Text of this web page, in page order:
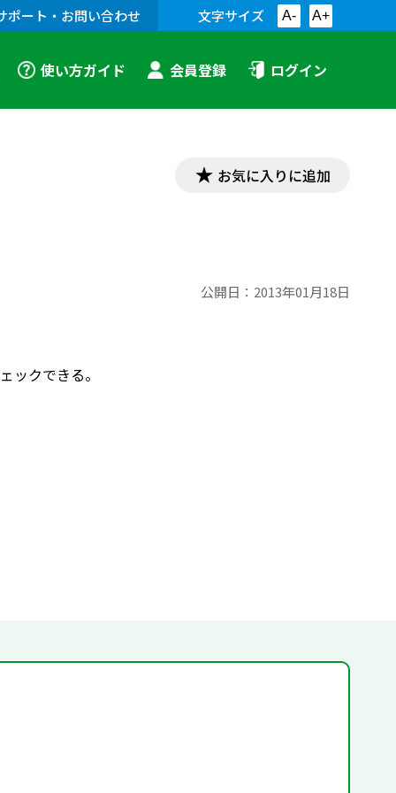
ポート・お問い合わせ 文字サイズ A- A+
使い方ガイド 会員登録 ログイン
お気に入りに追加
公開日： 2013年01月18日
ックできる。